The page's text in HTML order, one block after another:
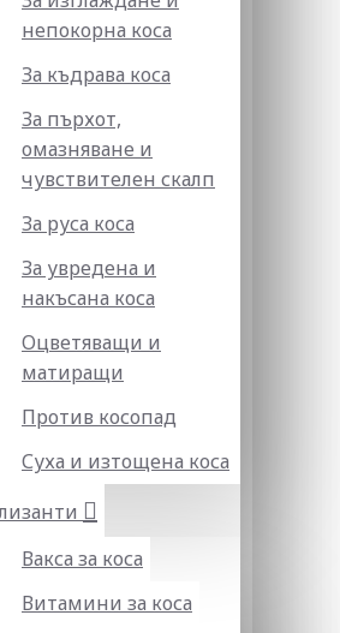
непокорна коса
За къдрава коса
За пърхот,
омазняване и
чувствителен скалп
За руса коса
За увредена и
накъсана коса
Оцветяващи и
матиращи
Против косопад
Суха и изтощена коса
Вакса за коса
Витамини за коса